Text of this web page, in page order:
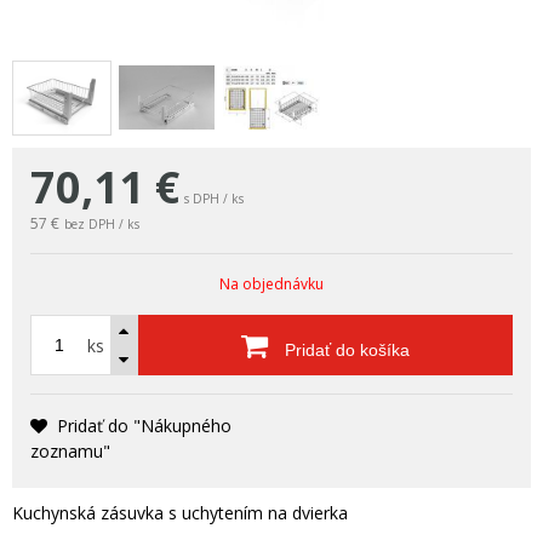
70,11 € s DPH / ks
57 € bez DPH / ks
Na objednávku
ks Pridať do košíka
Pridať do "Nákupného
zoznamu"
Kuchynská zásuvka s uchytením na dvierka